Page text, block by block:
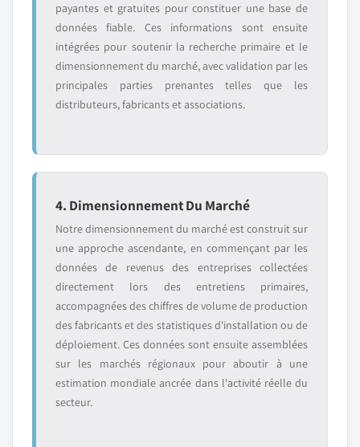
payantes et gratuites pour constituer une base de
données fiable. Ces informations sont ensuite
intégrées pour soutenir la recherche primaire et le
dimensionnement du marché, avec validation par les
principales parties prenantes telles que les
distributeurs, fabricants et associations.
4. Dimensionnement Du Marché
Notre dimensionnement du marché est construit sur
une approche ascendante, en commençant par les
données de revenus des entreprises collectées
directement lors des entretiens primaires,
accompagnées des chiffres de volume de production
des fabricants et des statistiques d'installation ou de
déploiement. Ces données sont ensuite assemblées
sur les marchés régionaux pour aboutir à une
estimation mondiale ancrée dans l'activité réelle du
secteur.